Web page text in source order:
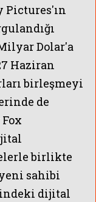
Pictures'ın
Dolar'a
Haziran
birleşmeyi
de
birlikte
sahibi
dijital